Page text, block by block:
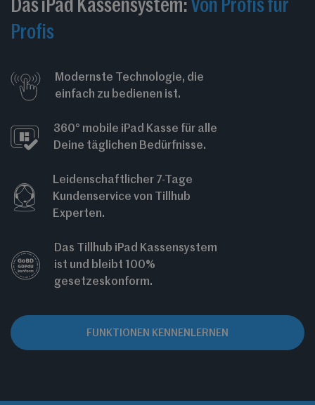
Das iPad Kassensystem:Von Profis für
Profis
Modernste Technologie, die
einfach zu bedienen ist.
Leidenschaftlicher 7-Tage
Kundenservice von Tillhub
Experten.
360° mobile iPad Kasse für alle
Deine täglichen Bedürfnisse.
Das Tillhub iPad Kassensystem
ist und bleibt 100%
gesetzeskonform.
FUNKTIONEN KENNENLERNEN